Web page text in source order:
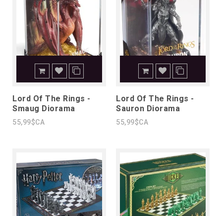
Lord Of The Rings -
Smaug Diorama
55,99$CA
Lord Of The Rings -
Sauron Diorama
55,99$CA